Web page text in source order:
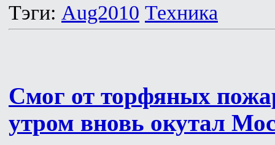
Тэги: Aug2010 Техника
Смог от торфяных
утром вновь окутал